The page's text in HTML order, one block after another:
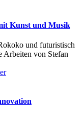
Kunst und Musik
und futuristisch
Arbeiten von Stefan